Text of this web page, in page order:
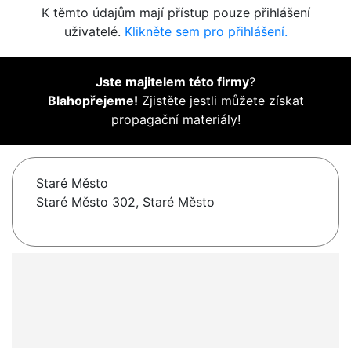
K těmto údajům mají přístup pouze přihlášení
uživatelé. Klikněte sem pro přihlášení.
Jste majitelem této firmy?
Blahopřejeme! Zjistěte jestli můžete získat
propagační materiály!
Staré Město
Staré Město 302, Staré Město